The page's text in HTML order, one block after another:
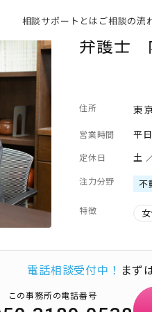
相談サポートとは ご相談の流
弁護士
住所 東
営業時間 平
定休日 土
注力分野 不
特徴
電話相談受付中！ まず
この事務所の電話番号